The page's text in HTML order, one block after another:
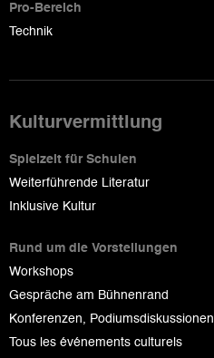
Pro-Bereich
Technik
Kulturvermittlung
Spielzeit für Schulen
Weiterführende Literatur
Inklusive Kultur
Rund um die Vorstellungen
Workshops
Gespräche am Bühnenrand
Konferenzen, Podiumsdiskussionen
Tous les événements culturels